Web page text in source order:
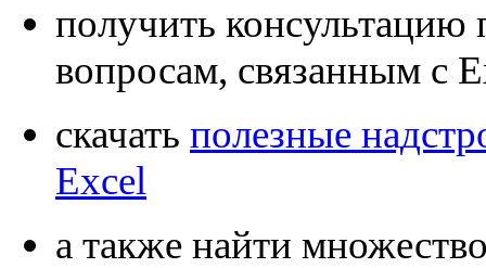
получить консультацию
вопросам, связанным с
скачать полезные
Excel
а также найти